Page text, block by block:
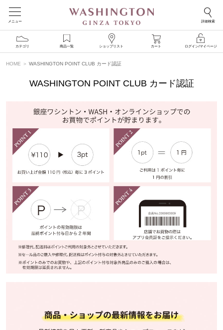
メニュー 詳細検索
カテゴリ 商品一覧 ショップリスト カート ログイン/マイページ
HOME WASHINGTON POINT CLUB カード認証
WASHINGTON POINT CLUB カード認証